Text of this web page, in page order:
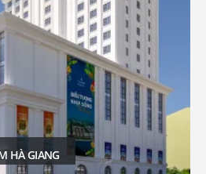
MEGAMALL OCEAN PARK